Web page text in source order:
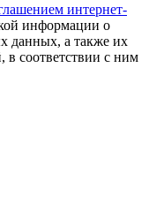
интернет-
информации о
данных, а также их
в соответствии с ним